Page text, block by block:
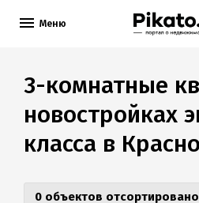
Меню
3-комнатные
новостройках
класса в
0 объектов отсортировано